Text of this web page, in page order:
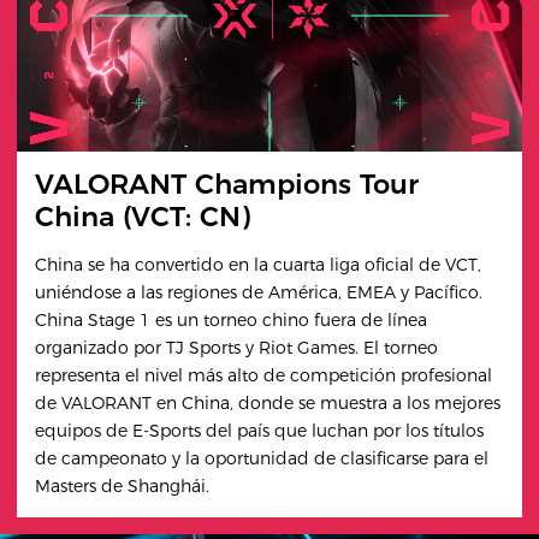
VALORANT Champions Tour
China (VCT: CN)
China se ha convertido en la cuarta liga oficial de VCT,
uniéndose a las regiones de América, EMEA y Pacífico.
China Stage 1 es un torneo chino fuera de línea
organizado por TJ Sports y Riot Games. El torneo
representa el nivel más alto de competición profesional
de VALORANT en China, donde se muestra a los mejores
equipos de E-Sports del país que luchan por los títulos
de campeonato y la oportunidad de clasificarse para el
Masters de Shanghái.